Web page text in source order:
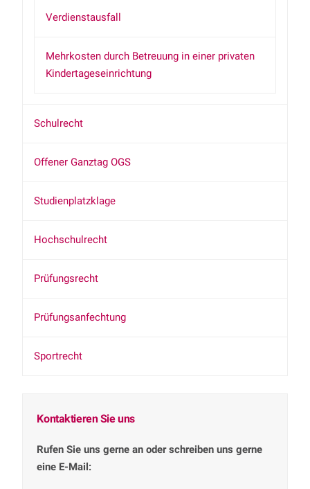
Verdienstausfall
Mehrkosten durch Betreuung in einer privaten
Kindertageseinrichtung
Schulrecht
Offener Ganztag OGS
Studienplatzklage
Hochschulrecht
Prüfungsrecht
Prüfungsanfechtung
Sportrecht
Kontaktieren Sie uns
Rufen Sie uns gerne an oder schreiben uns gerne
eine E-Mail: